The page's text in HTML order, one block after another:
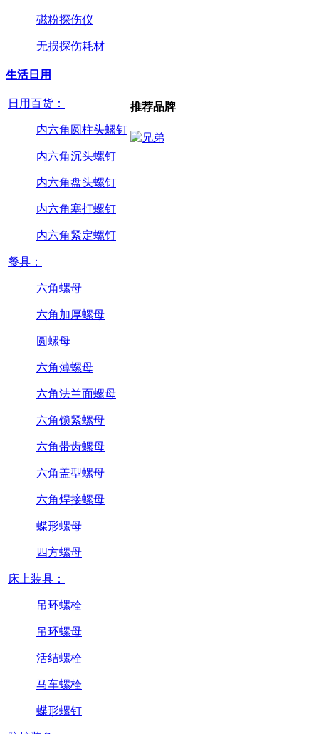
磁粉探伤仪
无损探伤耗材
生活日用
日用百货：
内六角圆柱头螺钉
内六角沉头螺钉
内六角盘头螺钉
内六角塞打螺钉
内六角紧定螺钉
餐具：
六角螺母
六角加厚螺母
圆螺母
六角薄螺母
六角法兰面螺母
六角锁紧螺母
六角带齿螺母
六角盖型螺母
六角焊接螺母
蝶形螺母
四方螺母
床上装具：
吊环螺栓
吊环螺母
活结螺栓
马车螺栓
蝶形螺钉
推荐品牌